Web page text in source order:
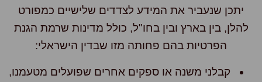
יתכן שנעביר את המידע לצדדים שלישיים כמפורט
להלן, בין בארץ ובין בחו"ל, כולל מדינות שרמת הגנת
הפרטיות בהם פחותה מזו שבדין הישראלי:
קבלני משנה או ספקים אחרים שפועלים מטעמנו,